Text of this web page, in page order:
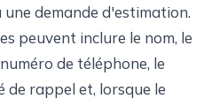
demande d'estimation.
peuvent inclure le nom, le
de téléphone, le
de rappel et, lorsque le